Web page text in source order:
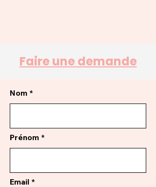
Faire une demande
Nom
Prénom
Email